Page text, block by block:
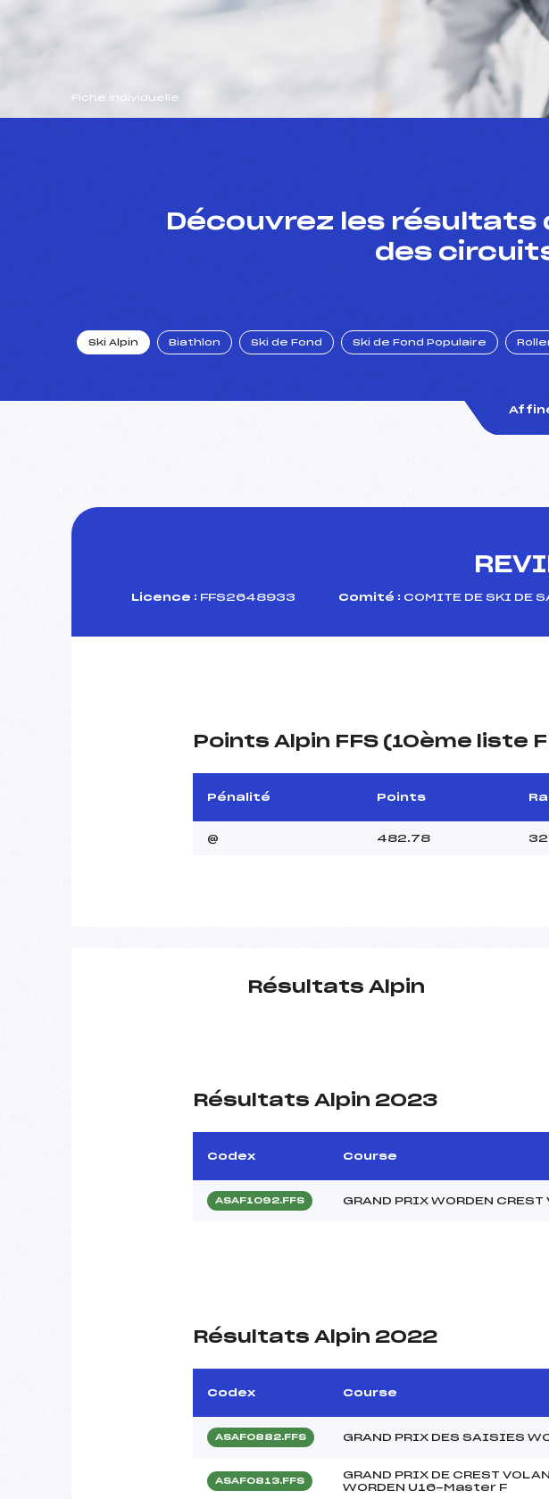
Fiche individuelle
Découvrez les résultats
des
Ski Alpin Biathlon Ski de Fond Ski de Fond Populaire
Licence : FFS2648933 Comité : COMITE DE SKI DE
Points Alpin FFS (10ème liste
Pénalité Points
@ 482.78
Résultats Alpin
Résultats Alpin 2023
Codex Course
ASAF1092.FFS GRAND PRIX WORDEN CREST
Résultats Alpin 2022
Codex Course
ASAF0882.FFS GRAND PRIX DES SAISIES
ASAF0813.FFS
GRAND PRIX DE CREST
WORDEN U16-Master F